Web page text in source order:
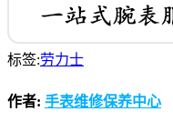
标签:劳力士
作者: 手表维修保养中心